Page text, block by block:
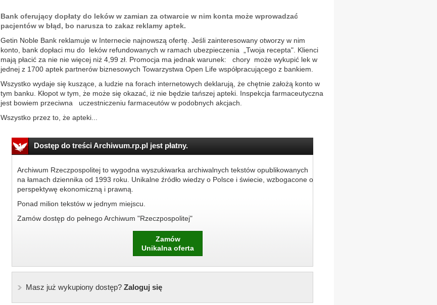
Bank oferujący dopłaty do leków w zamian za otwarcie w nim konta może wprowadzać
pacjentów w błąd, bo narusza to zakaz reklamy aptek.
Getin Noble Bank reklamuje w Internecie najnowszą ofertę. Jeśli zainteresowany otworzy w nim
konto, bank dopłaci mu do leków refundowanych w ramach ubezpieczenia „Twoja recepta". Klienci
mają płacić za nie nie więcej niż 4,99 zł. Promocja ma jednak warunek: chory może wykupić lek w
jednej z 1700 aptek partnerów biznesowych Towarzystwa Open Life współpracującego z bankiem.
Wszystko wydaje się kuszące, a ludzie na forach internetowych deklarują, że chętnie założą konto w
tym banku. Kłopot w tym, że może się okazać, iż nie będzie tańszej apteki. Inspekcja farmaceutyczna
jest bowiem przeciwna uczestniczeniu farmaceutów w podobnych akcjach.
Wszystko przez to, że apteki...
Dostęp do treści Archiwum.rp.pl jest płatny.
Archiwum Rzeczpospolitej to wygodna wyszukiwarka archiwalnych tekstów opublikowanych
na łamach dziennika od 1993 roku. Unikalne źródło wiedzy o Polsce i świecie, wzbogacone o
perspektywę ekonomiczną i prawną.
Ponad milion tekstów w jednym miejscu.
Zamów dostęp do pełnego Archiwum "Rzeczpospolitej"
Zamów
Unikalna oferta
Masz już wykupiony dostęp?Zaloguj się